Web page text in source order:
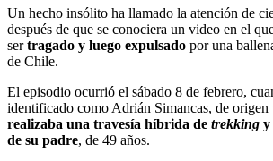
Un hecho insólito ha llamado la atención de
después de que se conociera un video en el
sertragado y luego expulsado por una
de Chile.
El episodio ocurrió el sábado 8 de febrero,
identificado como Adrián Simancas, de origen
realizaba una travesía híbrida de trekking y
de su padre, de 49 años.